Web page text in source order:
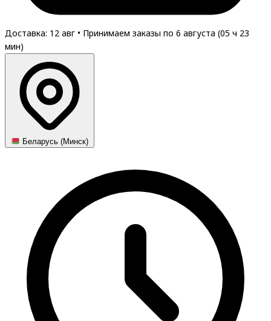
Доставка: 12 авг • Принимаем заказы по 6 августа (05 ч 23
мин)
Беларусь (Минск)